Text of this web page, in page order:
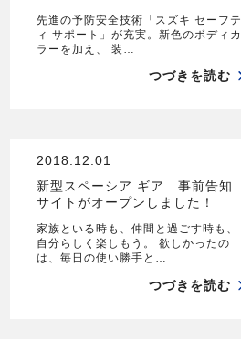
先進の予防安全技術「スズキ セーフテ
ィ サポート」が充実。新色のボディカ
ラーを加え、 装…
つづきを読む
2018.12.01
新型スペーシア ギア 事前告知
サイトがオープンしました！
家族といる時も、仲間と過ごす時も、
自分らしく楽しもう。 欲しかったの
は、毎日の使い勝手と…
つづきを読む